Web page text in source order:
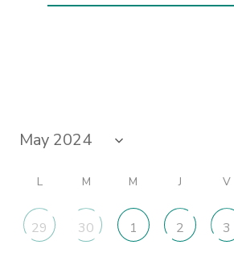
L M M J V
29 30 1 2 3